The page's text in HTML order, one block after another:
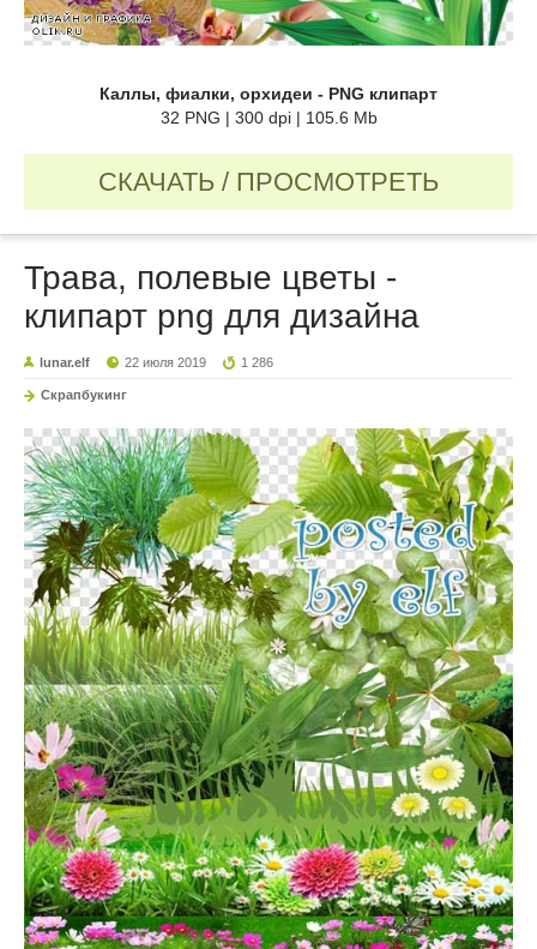
Каллы, фиалки, орхидеи - PNG клипарт
32 PNG | 300 dpi | 105.6 Mb
СКАЧАТЬ / ПРОСМОТРЕТЬ
Трава, полевые цветы -
клипарт png для дизайна
lunar.elf 22 июля 2019 1 286
Скрапбукинг